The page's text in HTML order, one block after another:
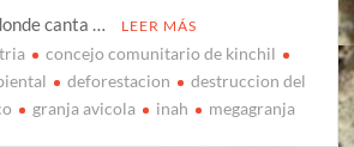
canta …
LEER MÁS
concejo comunitario de kinchil
deforestacion
destruccion del
granja avicola inah megagranja